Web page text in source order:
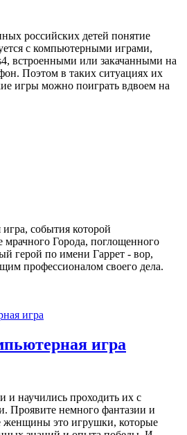
российских детей понятие
с компьютерными играми,
встроенными или закачанными на
Поэтом в таких ситуациях их
игры можно поиграть вдвоем на
игра, события которой
мрачного Города, поглощенного
герой по имени Гаррет - вор,
профессионалом своего дела.
игра
научились проходить их с
Проявите немного фантазии и
женщины это игрушки, которые